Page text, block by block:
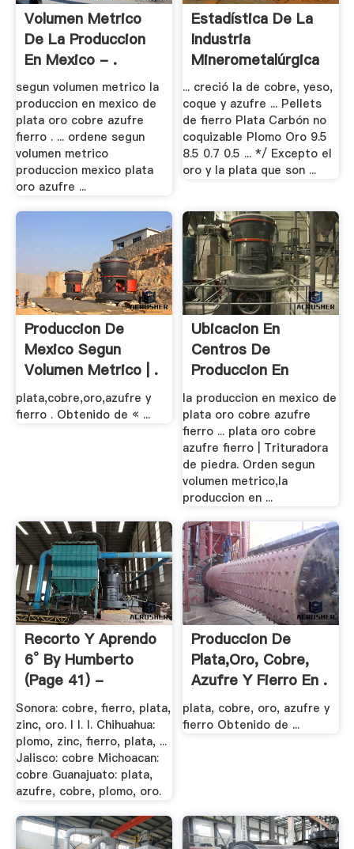
Volumen Metrico
De La Produccion
En Mexico - .
segun volumen metrico la
produccion en mexico de
plata oro cobre azufre
fierro . ... ordene segun
volumen metrico
produccion mexico plata
oro azufre ...
Estadística De La
Industria
Minerometalúrgica
... creció la de cobre, yeso,
coque y azufre ... Pellets
de fierro Plata Carbón no
coquizable Plomo Oro 9.5
8.5 0.7 0.5 ... */ Excepto el
oro y la plata que son ...
Produccion De
Mexico Segun
Volumen Metrico | .
plata,cobre,oro,azufre y
fierro . Obtenido de « ...
Ubicacion En
Centros De
Produccion En
Mexico De .
la produccion en mexico de
plata oro cobre azufre
fierro ... plata oro cobre
azufre fierro | Trituradora
de piedra. Orden segun
volumen metrico,la
produccion en ...
Recorto Y Aprendo
6° By Humberto
(page 41) -
Sonora: cobre, fierro, plata,
zinc, oro. I I. I. Chihuahua:
plomo, zinc, fierro, plata, ...
Jalisco: cobre Michoacan:
cobre Guanajuato: plata,
azufre, cobre, plomo, oro.
Produccion De
Plata,oro, Cobre,
Azufre Y Fierro En .
plata, cobre, oro, azufre y
fierro Obtenido de ...